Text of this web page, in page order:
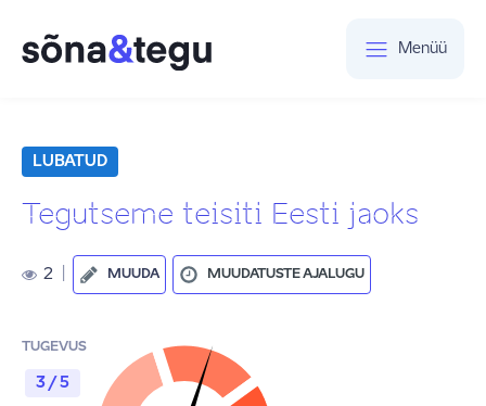
Menüü
LUBATUD
Tegutseme teisiti Eesti jaoks
2 MUUDA MUUDATUSTE AJALUGU
TUGEVUS
3 / 5